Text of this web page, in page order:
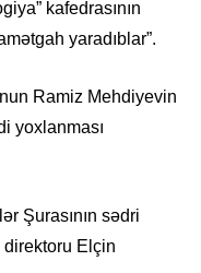
kafedrasının
yaradıblar”.
Ramiz Mehdiyevin
yoxlanması
Şurasının sədri
direktoru Elçin